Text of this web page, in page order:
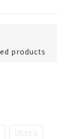
products
US10.5